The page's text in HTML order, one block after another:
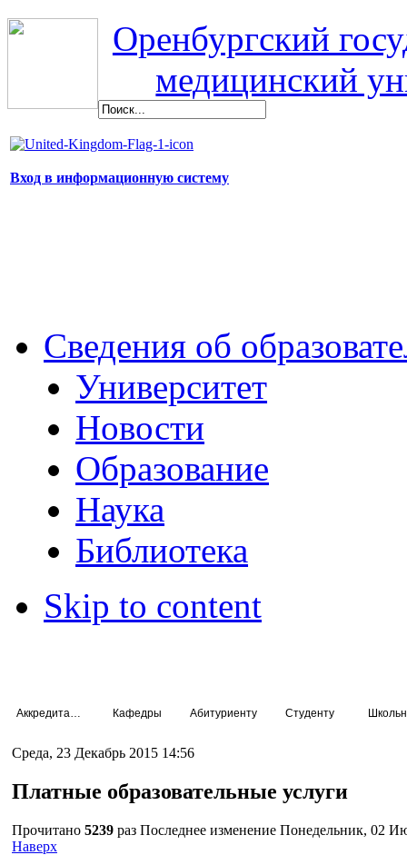
Оренбургский
медицинский
Вход в информационную систему
Сведения об
Университет
Новости
Образование
Наука
Библиотека
Skip to content
Кафедры Абитуриенту Студенту
Среда, 23 Декабрь 2015 14:56
Платные образовательные услуги
Прочитано 5239 раз Последнее изменение Понедельник, 02
Наверх